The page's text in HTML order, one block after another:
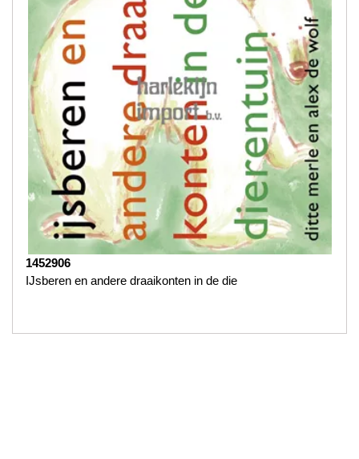
1452906
IJsberen en andere draaikonten in de die